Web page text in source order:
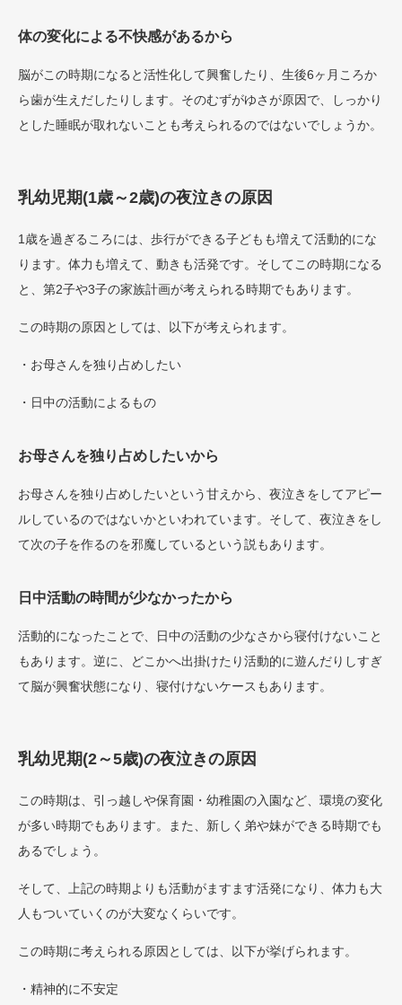
体の変化による不快感があるから
脳がこの時期になると活性化して興奮したり、生後6ヶ月ころか
ら歯が生えだしたりします。そのむずがゆさが原因で、しっかり
とした睡眠が取れないことも考えられるのではないでしょうか。
乳幼児期(1歳～2歳)の夜泣きの原因
1歳を過ぎるころには、歩行ができる子どもも増えて活動的にな
ります。体力も増えて、動きも活発です。そしてこの時期になる
と、第2子や3子の家族計画が考えられる時期でもあります。
この時期の原因としては、以下が考えられます。
・お母さんを独り占めしたい
・日中の活動によるもの
お母さんを独り占めしたいから
お母さんを独り占めしたいという甘えから、夜泣きをしてアピー
ルしているのではないかといわれています。そして、夜泣きをし
て次の子を作るのを邪魔しているという説もあります。
日中活動の時間が少なかったから
活動的になったことで、日中の活動の少なさから寝付けないこと
もあります。逆に、どこかへ出掛けたり活動的に遊んだりしすぎ
て脳が興奮状態になり、寝付けないケースもあります。
乳幼児期(2～5歳)の夜泣きの原因
この時期は、引っ越しや保育園・幼稚園の入園など、環境の変化
が多い時期でもあります。また、新しく弟や妹ができる時期でも
あるでしょう。
そして、上記の時期よりも活動がますます活発になり、体力も大
人もついていくのが大変なくらいです。
この時期に考えられる原因としては、以下が挙げられます。
・精神的に不安定